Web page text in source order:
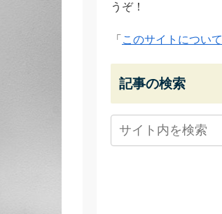
うぞ！
「 このサイトについて
記事の検索